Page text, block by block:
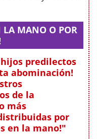
MANO O POR
hijos predilectos
abominación!
de la
más
por
en la mano!"